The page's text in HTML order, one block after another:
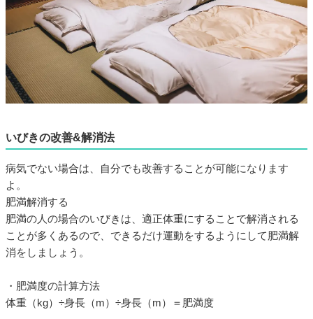
いびきの改善&解消法
病気でない場合は、自分でも改善することが可能になります
よ。
肥満解消する
肥満の人の場合のいびきは、適正体重にすることで解消される
ことが多くあるので、できるだけ運動をするようにして肥満解
消をしましょう。
・肥満度の計算方法
体重（kg）÷身長（m）÷身長（m）＝肥満度